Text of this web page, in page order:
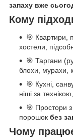
запаху вже
Кому
🎯 Квартири,
хостели,
🎯 Таргани
блохи, мурахи,
🎯 Кухні,
ніші за
🎯 Простори з
порошок без
Чому